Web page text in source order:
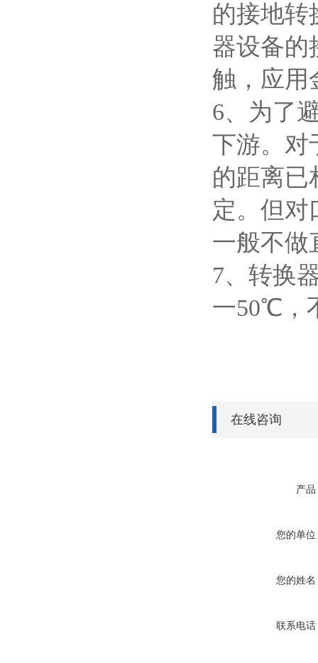
的接地转
器设备的
触，应用
6、为了
下游。对
的距离已
定。但对
一般不做
7、转换
一50℃，
在线咨询
产品
您的单位
您的姓名
联系电话